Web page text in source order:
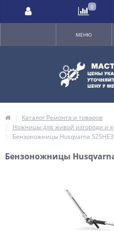
МЕНЮ
Каталог Ремонта и товаров
Ножницы для живой изгороди и
Бензоножницы Husqvarna 525HE3
Бензоножницы
0